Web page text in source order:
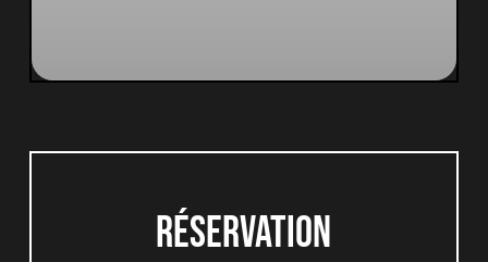
RÉSERVATION